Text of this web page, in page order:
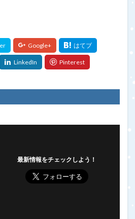
最新情報をチェックしよう！